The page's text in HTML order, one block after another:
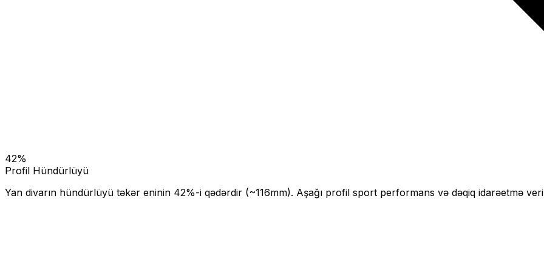
42%
Profil Hündürlüyü
Yan divarın hündürlüyü təkər eninin 42%-i qədərdir (~116mm). Aşağı profil sport performans və dəqiq idarəetmə